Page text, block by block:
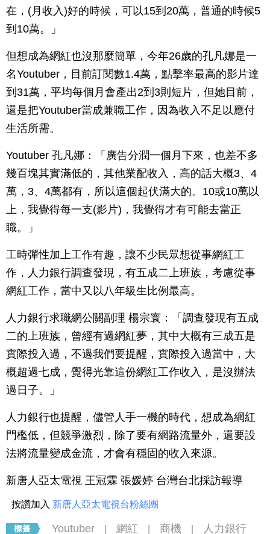
在，(月收入)好的時候，可以15到20萬，普通的時候5
到10萬。」
但想成為網紅也沒那麼簡單，今年26歲的孔凡娜是一
名Youtuber，目前訂閱數1.4萬，點擊率最高的影片達
到31萬，平均每個月會產出2到3則短片，但她目前，
還是把Youtuber當成兼職工作，因為收入不足以應付
生活所需。
Youtuber 孔凡娜：「廣告分潤一個月下來，也差不多
幾百塊其實滿低的，其他業配收入，高的話大概3、4
萬，3、4萬都有，所以這個起伏滿大的。10或10萬以
上，我覺得每一支(影片)，我覺得才有可能去當正
職。」
工時彈性加上工作有趣，讓不少民眾想從事網紅工
作，人力銀行調查發現，有五成二上班族，考慮從事
網紅工作，當中又以八年級生比例最高。
人力銀行求職網公關副理 楊宗寰：「調查發現有五成
二的上班族，曾經有過網紅夢，其中大概有三成五是
實際投入過，不過我們要提醒，實際投入過當中，大
概超過七成，覺得光靠這份網紅工作收入，是沒辦法
過日子。」
人力銀行也提醒，儘管人手一機的時代，想成為網紅
門檻低，但競爭激烈，除了要有網路流量外，還要設
法將流量變成金流，才會有穩固的收入來源。
新唐人亞太電視 王冠霖 張媛婷 台灣台北採訪報導
按讚加入 新唐人亞太電視台粉絲團
Youtuber 網紅 商機 人力銀行